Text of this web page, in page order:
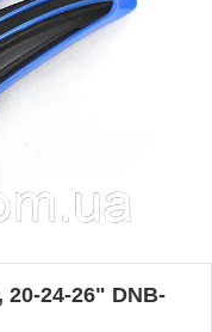
20-24-26" DNB-